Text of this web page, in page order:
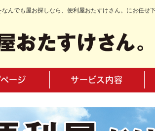
んでも屋お探しなら、便利屋おたすけさん。にお任せ
ページ サービス内容